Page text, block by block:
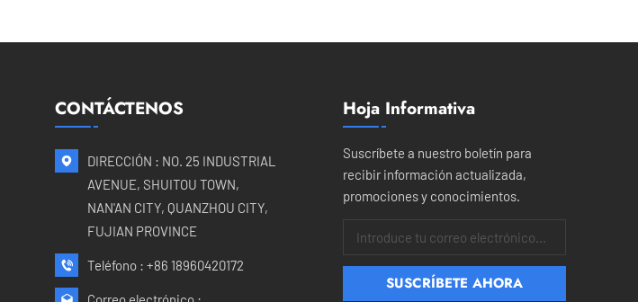
CONTÁCTENOS
DIRECCIÓN : NO. 25 INDUSTRIAL
AVENUE, SHUITOU TOWN,
NAN'AN CITY, QUANZHOU CITY,
FUJIAN PROVINCE
Teléfono : +86 18960420172
Hoja Informativa
Suscríbete a nuestro boletín para
recibir información actualizada,
promociones y conocimientos.